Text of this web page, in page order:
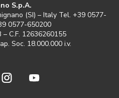
S.p.A.
(SI) – Italy Tel. +39 0577-
0577-650200
– C.F. 12636260155
Soc. 18.000.000 i.v.